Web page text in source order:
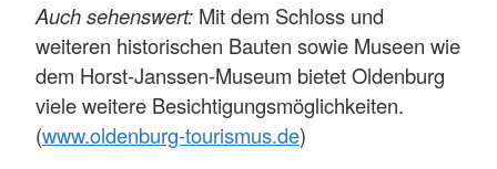
Auch sehenswert: Mit dem Schloss und
weiteren historischen Bauten sowie Museen wie
dem Horst-Janssen-Museum bietet Oldenburg
viele weitere Besichtigungsmöglichkeiten.
(www.oldenburg-tourismus.de)